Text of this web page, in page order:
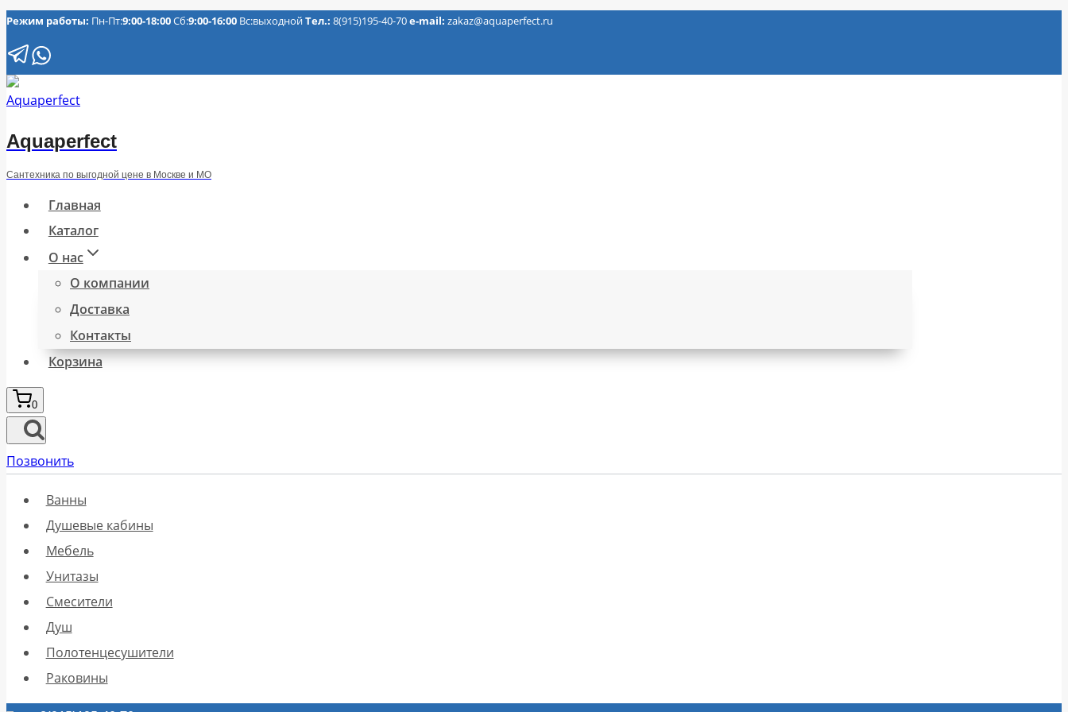
Перейти
к
содержимому
Режим работы: Пн-Пт:9:00-18:00Сб:9:00-16:00 Вс:выходнойТел.: 8(915)195-40-70e-mail: zakaz@aquaperfect.ru
Aquaperfect
Сантехника по выгодной цене в Москве и МО
Главная
Каталог
О нас
О компании
Доставка
Контакты
Корзина
0
Позвонить
Ванны
Душевые кабины
Мебель
Унитазы
Смесители
Душ
Полотенцесушители
Раковины